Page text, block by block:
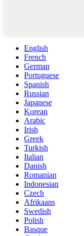
English
French
German
Portuguese
Spanish
Russian
Japanese
Korean
Arabic
Irish
Greek
Turkish
Italian
Danish
Romanian
Indonesian
Czech
Afrikaans
Swedish
Polish
Basque